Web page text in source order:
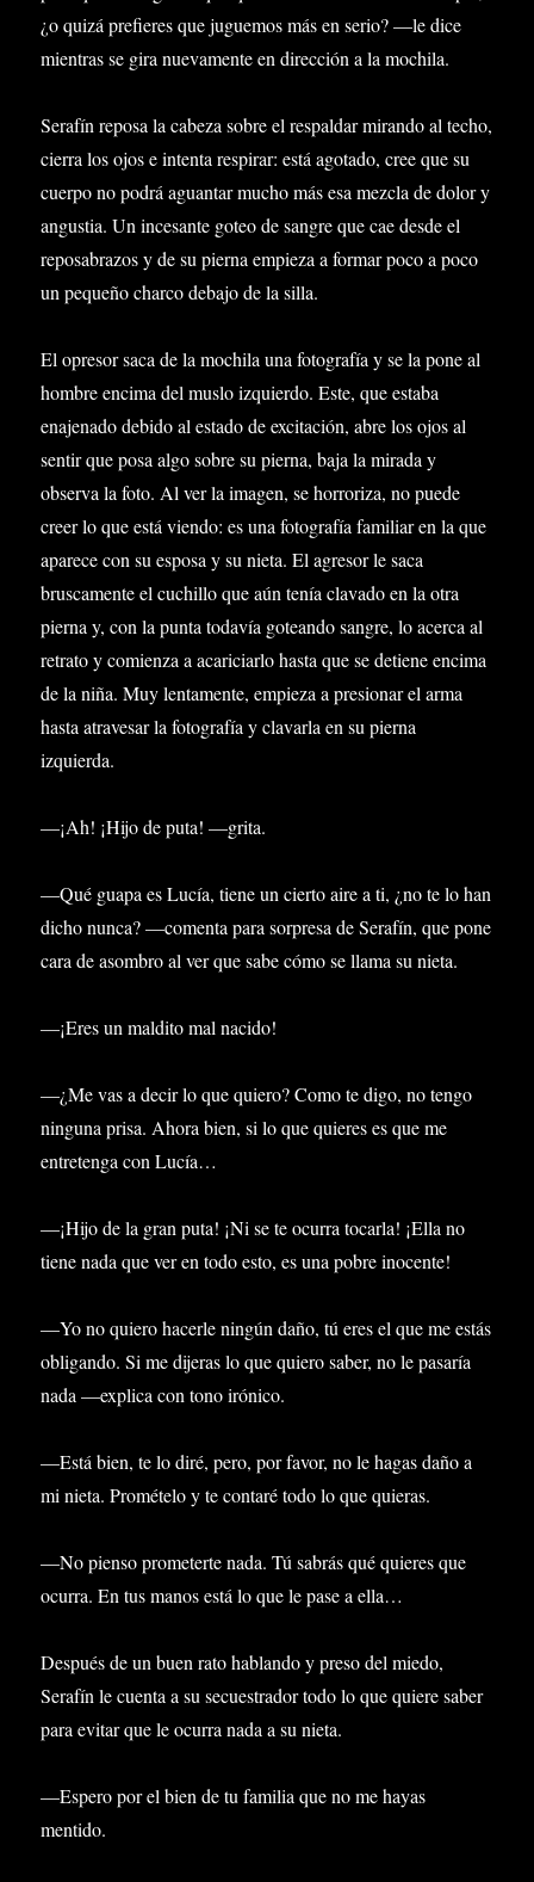
¿o quizá prefieres que juguemos más en serio? —le dice
mientras se gira nuevamente en dirección a la mochila.
Serafín reposa la cabeza sobre el respaldar mirando al techo,
cierra los ojos e intenta respirar: está agotado, cree que su
cuerpo no podrá aguantar mucho más esa mezcla de dolor y
angustia. Un incesante goteo de sangre que cae desde el
reposabrazos y de su pierna empieza a formar poco a poco
un pequeño charco debajo de la silla.
El opresor saca de la mochila una fotografía y se la pone al
hombre encima del muslo izquierdo. Este, que estaba
enajenado debido al estado de excitación, abre los ojos al
sentir que posa algo sobre su pierna, baja la mirada y
observa la foto. Al ver la imagen, se horroriza, no puede
creer lo que está viendo: es una fotografía familiar en la que
aparece con su esposa y su nieta. El agresor le saca
bruscamente el cuchillo que aún tenía clavado en la otra
pierna y, con la punta todavía goteando sangre, lo acerca al
retrato y comienza a acariciarlo hasta que se detiene encima
de la niña. Muy lentamente, empieza a presionar el arma
hasta atravesar la fotografía y clavarla en su pierna
izquierda.
—¡Ah! ¡Hijo de puta! —grita.
—Qué guapa es Lucía, tiene un cierto aire a ti, ¿no te lo han
dicho nunca? —comenta para sorpresa de Serafín, que pone
cara de asombro al ver que sabe cómo se llama su nieta.
—¡Eres un maldito mal nacido!
—¿Me vas a decir lo que quiero? Como te digo, no tengo
ninguna prisa. Ahora bien, si lo que quieres es que me
entretenga con Lucía…
—¡Hijo de la gran puta! ¡Ni se te ocurra tocarla! ¡Ella no
tiene nada que ver en todo esto, es una pobre inocente!
—Yo no quiero hacerle ningún daño, tú eres el que me estás
obligando. Si me dijeras lo que quiero saber, no le pasaría
nada —explica con tono irónico.
—Está bien, te lo diré, pero, por favor, no le hagas daño a
mi nieta. Promételo y te contaré todo lo que quieras.
—No pienso prometerte nada. Tú sabrás qué quieres que
ocurra. En tus manos está lo que le pase a ella…
Después de un buen rato hablando y preso del miedo,
Serafín le cuenta a su secuestrador todo lo que quiere saber
para evitar que le ocurra nada a su nieta.
—Espero por el bien de tu familia que no me hayas
mentido.